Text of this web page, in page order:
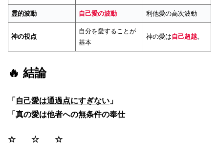
霊的波動 自己愛の波動 利他愛の高次波動
神の視点
自分を愛することが
基本
神の愛は自己超越。
🔥 結論
「 自己愛は通過点にすぎない 」
「真の愛は他者への無条件の奉仕
☆ ☆ ☆